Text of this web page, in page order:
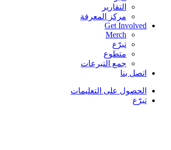
التقارير
مركز المعرفة
Get Involved
Merch
تبرّع
متطوع
جمع التبرعات
اتصل بنا
الحصول على التعليمات
تبرّع